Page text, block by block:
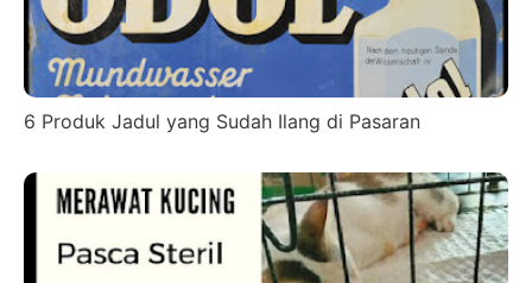
6 Produk Jadul yang Sudah Ilang di Pasaran